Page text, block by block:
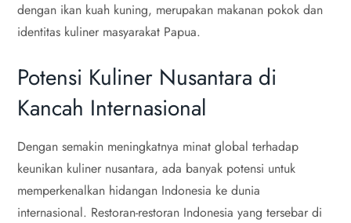
dengan ikan kuah kuning, merupakan makanan pokok dan
identitas kuliner masyarakat Papua.
Potensi Kuliner Nusantara di
Kancah Internasional
Dengan semakin meningkatnya minat global terhadap
keunikan kuliner nusantara, ada banyak potensi untuk
memperkenalkan hidangan Indonesia ke dunia
internasional. Restoran-restoran Indonesia yang tersebar di